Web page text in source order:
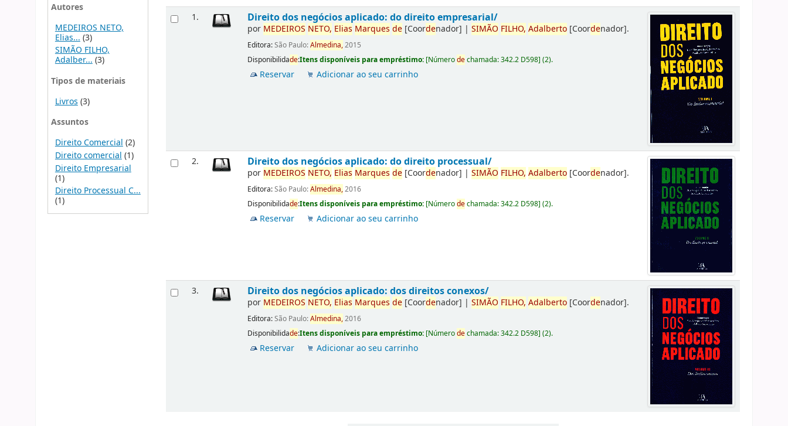
Autores
MEDEIROS NETO,
Elias... (3)
SIMÃO FILHO,
Adalber...(3)
Tipos de materiais
Livros (3)
Assuntos
Direito Comercial (2)
Direito comercial (1)
Direito Empresarial
(1)
Direito Processual C...
(1)
1. Direito dos negócios aplicado: do direito empresarial/
por MEDEIROS NETO, Elias Marques de [Coordenador] |SIMÃO FILHO, Adalberto [Coordenador].
Editora:São Paulo:Almedina,2015
Disponibilidade:Itens disponíveis para empréstimo: [Númerodechamada:342.2 D598](2).
Reservar Adicionar ao seu carrinho
2. Direito dos negócios aplicado: do direito processual/
por MEDEIROS NETO, Elias Marques de [Coordenador] |SIMÃO FILHO, Adalberto [Coordenador].
Editora:São Paulo:Almedina,2016
Disponibilidade:Itens disponíveis para empréstimo: [Númerodechamada:342.2 D598](2).
Reservar Adicionar ao seu carrinho
3. Direito dos negócios aplicado: dos direitos conexos/
por MEDEIROS NETO, Elias Marques de [Coordenador] |SIMÃO FILHO, Adalberto [Coordenador].
Editora:São Paulo:Almedina,2016
Disponibilidade:Itens disponíveis para empréstimo: [Númerodechamada:342.2 D598](2).
Reservar Adicionar ao seu carrinho